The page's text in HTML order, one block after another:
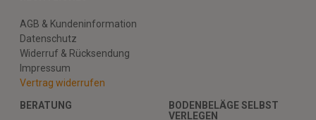
AGB & Kundeninformation
Datenschutz
Widerruf & Rücksendung
Impressum
Vertrag widerrufen
BERATUNG
BODENBELÄGE SELBST
VERLEGEN